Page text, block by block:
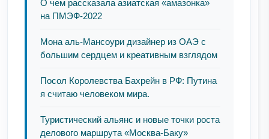
О чем рассказала азиатская «амазонка»
на ПМЭФ-2022
Мона аль-Мансоури дизайнер из ОАЭ с
большим сердцем и креативным взглядом
Посол Королевства Бахрейн в РФ: Путина
я считаю человеком мира.
Туристический альянс и новые точки роста
делового маршрута «Москва-Баку»